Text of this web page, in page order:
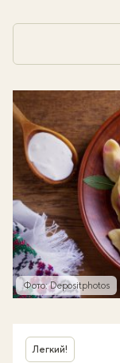
Фото: Depositphotos
Легкий!